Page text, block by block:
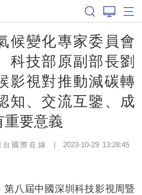
候變化專家委員會
科技部原副部長劉
影視對推動減碳轉
知、交流互鑒、成
重要意義
國際在線 | 2023-10-29 13:28:45
八屆中國深圳科技影視周暨